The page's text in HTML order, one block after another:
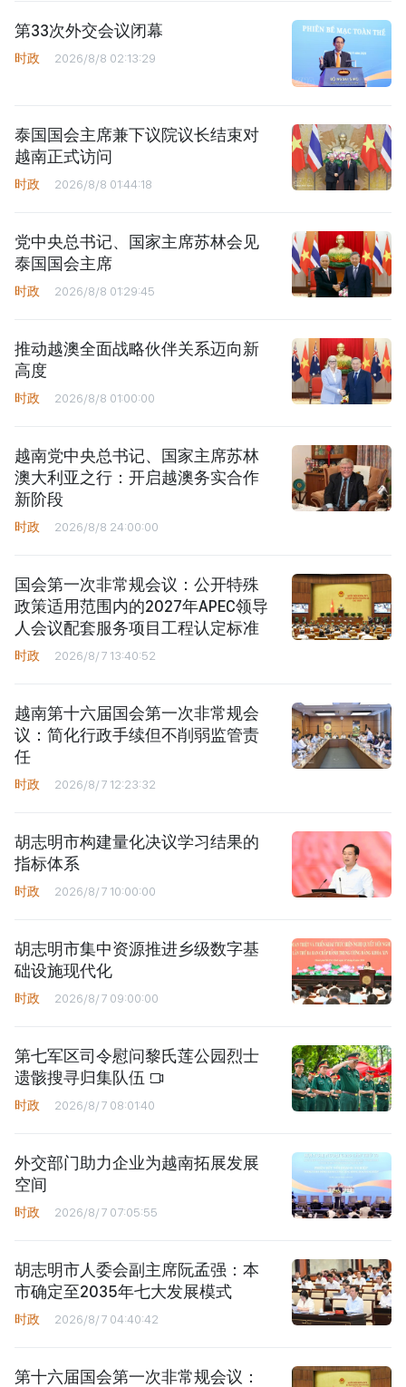
第33次外交会议闭幕
时政 2026/8/8 02:13:29
泰国国会主席兼下议院议长结束对
越南正式访问
时政 2026/8/8 01:44:18
党中央总书记、国家主席苏林会见
泰国国会主席
时政 2026/8/8 01:29:45
推动越澳全面战略伙伴关系迈向新
高度
时政 2026/8/8 01:00:00
越南党中央总书记、国家主席苏林
澳大利亚之行：开启越澳务实合作
新阶段
时政 2026/8/8 24:00:00
国会第一次非常规会议：公开特殊
政策适用范围内的2027年APEC领导
人会议配套服务项目工程认定标准
时政 2026/8/7 13:40:52
越南第十六届国会第一次非常规会
议：简化行政手续但不削弱监管责
任
时政 2026/8/7 12:23:32
胡志明市构建量化决议学习结果的
指标体系
时政 2026/8/7 10:00:00
胡志明市集中资源推进乡级数字基
础设施现代化
时政 2026/8/7 09:00:00
第七军区司令慰问黎氏莲公园烈士
遗骸搜寻归集队伍
时政 2026/8/7 08:01:40
外交部门助力企业为越南拓展发展
空间
时政 2026/8/7 07:05:55
胡志明市人委会副主席阮孟强：本
市确定至2035年七大发展模式
时政 2026/8/7 04:40:42
第十六届国会第一次非常规会议：